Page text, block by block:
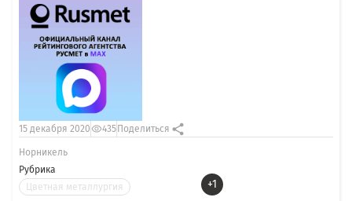
Рубрика
Цветная металлургия
+1
15 декабря 2020 435 Поделиться
Норникель